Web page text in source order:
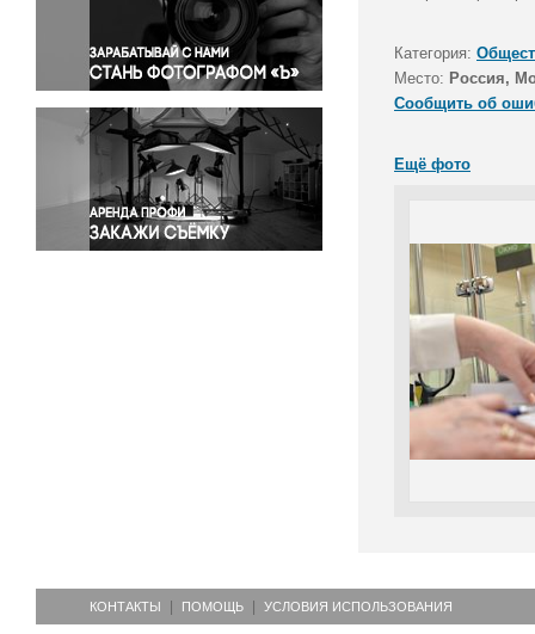
Правосудие
Происшествия и конфликты
Религия
Светская жизнь
Спорт
Экология
Экономика и бизнес
Категория:
Место: Россия,
Сообщить об
Ещё фото
КОНТАКТЫ ПОМОЩЬ УСЛОВИЯ ИСПОЛЬЗОВАНИЯ